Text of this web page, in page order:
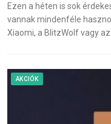
Ezen a héten is sok
vannak mindenféle
Xiaomi, a BlitzWolf vagy az
AKCIÓK